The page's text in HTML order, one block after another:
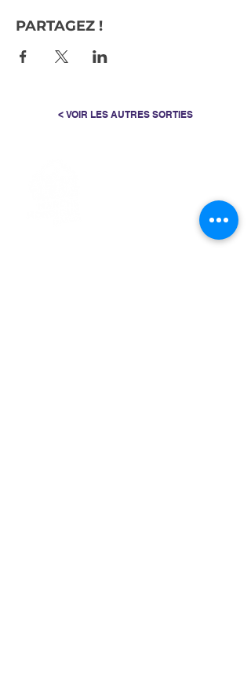
PARTAGEZ !
< VOIR LES AUTRES SORTIES